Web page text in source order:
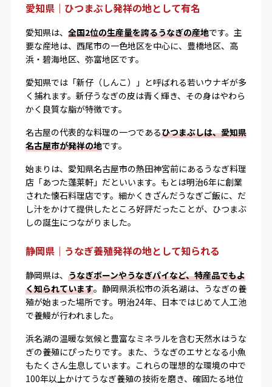
愛知県｜ひつまぶし発祥の地として有名
愛知県は、 全国2位の生産量を誇るうなぎの産地です。主
要な産地は、西尾市の一色地区を中心に、豊橋地区、高
浜・碧海地区、弥富地区です。
愛知県では「新仔（しんこ）」と呼ばれる若いウナギが多
く捕れます。新仔うなぎの皮は青く輝き、その身はやわら
かく良質な脂が特徴です。
名古屋の代表的な料理の一つであるひつまぶしは、愛知県
名古屋市が発祥の地です。
始まりは、愛知県名古屋市の熱田神宮前にあるうなぎ料理
店「あつた蓬莱軒」だといいます。もとは明治6年に創業
された懐石料理店です。細かくきざんだうなぎご飯に、だ
し汁をかけて提供したところ好評だったことが、ひつまぶ
しの誕生につながりました。
静岡県｜うなぎ養殖発祥の地として知られる
静岡県は、 うなぎボーンやうなぎパイなど、特産品でもよ
く知られています。静岡県浜松市の浜名湖は、うなぎの養
殖が始まった場所です。明治24年、日本ではじめて人工池
で養鰻が行われました。
浜名湖の温暖な気候と豊富なミネラルを含む天然水はうな
ぎの養殖にぴったりです。また、うなぎのエサとなる小魚
もたくさん生息しています。これらの理想的な環境の中で
100年以上かけてうなぎ養殖の技術を磨き、確固たる地位